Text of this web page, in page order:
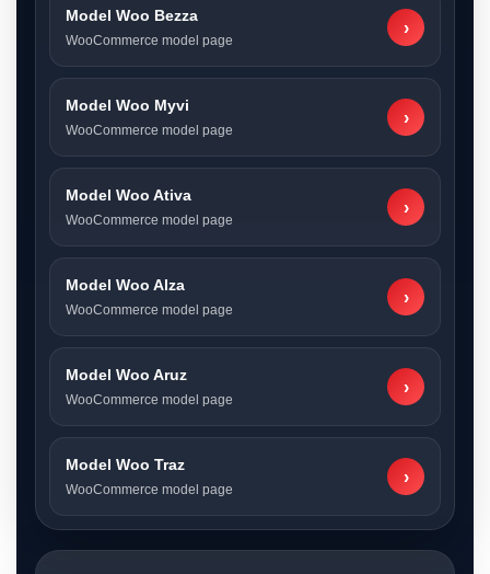
Model Woo Bezza
WooCommerce model page
›
Model Woo Myvi
WooCommerce model page
›
Model Woo Ativa
WooCommerce model page
›
Model Woo Alza
WooCommerce model page
›
Model Woo Aruz
WooCommerce model page
›
Model Woo Traz
WooCommerce model page
›